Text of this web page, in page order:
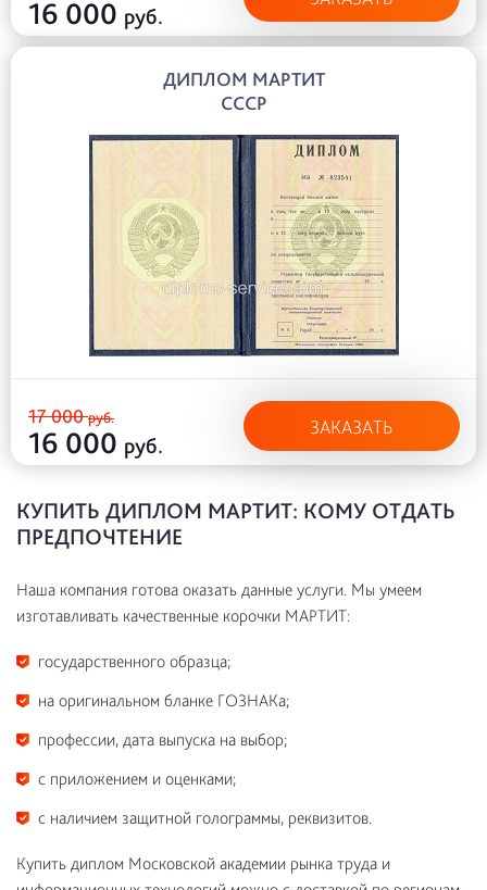
16 000 руб.
ДИПЛОМ МАРТИТ
СССР
17 000руб.
16 000 руб.
ЗАКАЗАТЬ
КУПИТЬ ДИПЛОМ МАРТИТ: КОМУ ОТДАТЬ
ПРЕДПОЧТЕНИЕ
Наша компания готова оказать данные услуги. Мы умеем
изготавливать качественные корочки МАРТИТ:
государственного образца;
на оригинальном бланке ГОЗНАКа;
профессии, дата выпуска на выбор;
с приложением и оценками;
с наличием защитной голограммы, реквизитов.
Купить диплом Московской академии рынка труда и